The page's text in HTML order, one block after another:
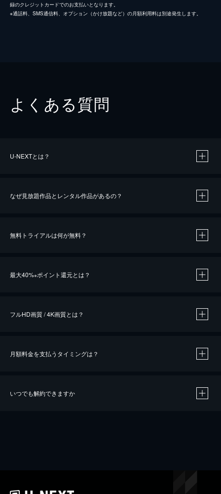
録のクレジットカードでのお支払いとなります。
※通話料、SMS通信料、オプション（かけ放題など）の月額利用料は別途発生します。
よくある質問
U-NEXTとは？
なぜ見放題作品とレンタル作品があるの？
無料トライアルは何が無料？
最大40%※ポイント還元とは？
※40％ポイント還元の対象は、クレジットカード決済による作品の購入 / レンタルです。
iOSアプリのUコイン決済による作品の購入 / レンタルは、20％のポイント還元です。
フルHD画質 / 4K画質とは？
月額料金を支払うタイミングは？
いつでも解約できますか